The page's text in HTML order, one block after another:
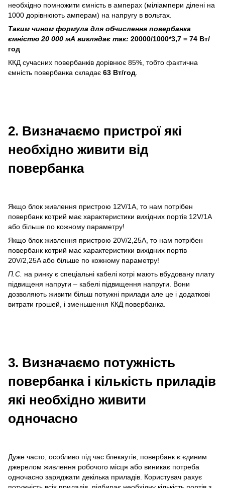
необхідно помножити ємність в амперах (міліампери ділені на
1000 дорівнюють амперам) на напругу в вольтах.
Таким чином формула для обчислення повербанка
ємністю 20 000 мА виглядає так: 20000/1000*3,7 = 74 Вт/
год
ККД сучасних повербанків дорівнює 85%, тобто фактична
ємність повербанка складає 63 Вт/год.
2. Визначаємо пристрої які
необхідно живити від
повербанка
Якщо блок живлення пристрою 12V/1A, то нам потрібен
повербанк котрий має характеристики вихідних портів 12V/1A
або більше по кожному параметру!
Якщо блок живлення пристрою 20V/2,25A, то нам потрібен
повербанк котрий має характеристики вихідних портів
20V/2,25A або більше по кожному параметру!
П.C. на ринку є спеціальні кабелі котрі мають вбудовану плату
підвищеня напруги – кабелі підвищення напруги. Вони
дозволяють живити більш потужні прилади але це і додаткові
витрати грошей, і зменьшення ККД повербанка.
3. Визначаємо потужність
повербанка і кількість приладів
які необхідно живити
одночасно
Дуже часто, особливо під час блекаутів, повербанк є єдиним
джерелом живлення робочого місця або виникає потреба
одночасно заряджати декілька приладів. Користувач рахує